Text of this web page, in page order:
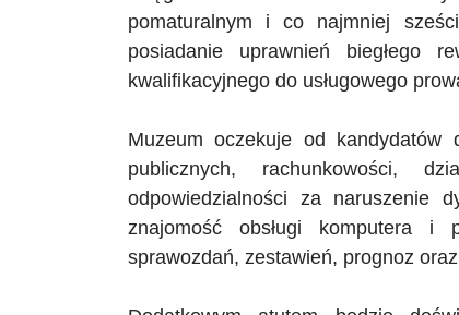
pomaturalnym i co najmniej
posiadanie uprawnień biegłego
kwalifikacyjnego do usługowego
Muzeum oczekuje od kandydatów
publicznych, rachunkowości,
odpowiedzialności za naruszenie
znajomość obsługi komputera i
sprawozdań, zestawień, prognoz